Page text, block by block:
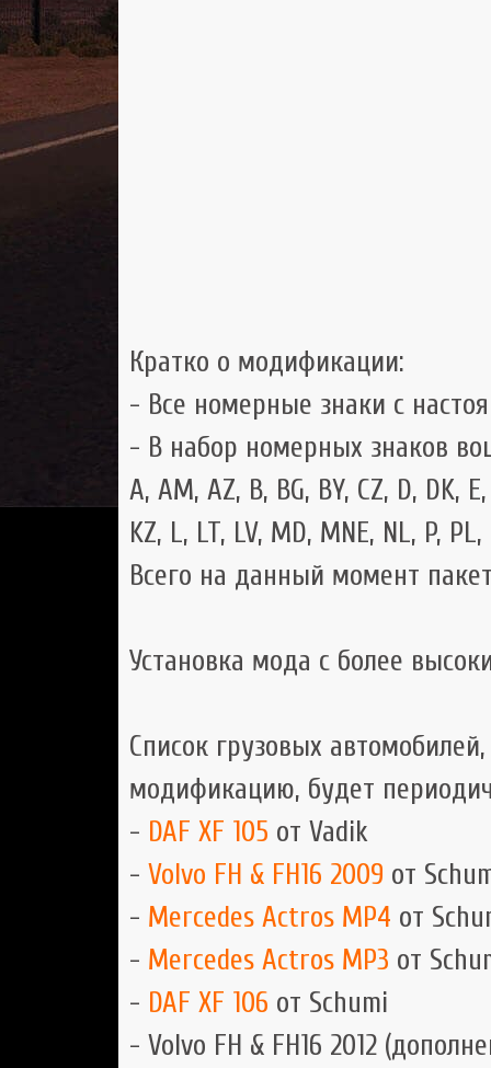
Кратко о модификации:
- Все номерные знаки с
- В набор номерных знаков
A, AM, AZ, B, BG, BY, CZ, D, DK,
KZ, L, LT, LV, MD, MNE, NL, P, PL,
Всего на данный момент
Установка мода с более
Список грузовых
модификацию, будет
- DAF XF 105 от Vadik
- Volvo FH & FH16 2009 от
- Mercedes Actros MP4 от
- Mercedes Actros MP3 от
- DAF XF 106 от Schumi
- Volvo FH & FH16 2012